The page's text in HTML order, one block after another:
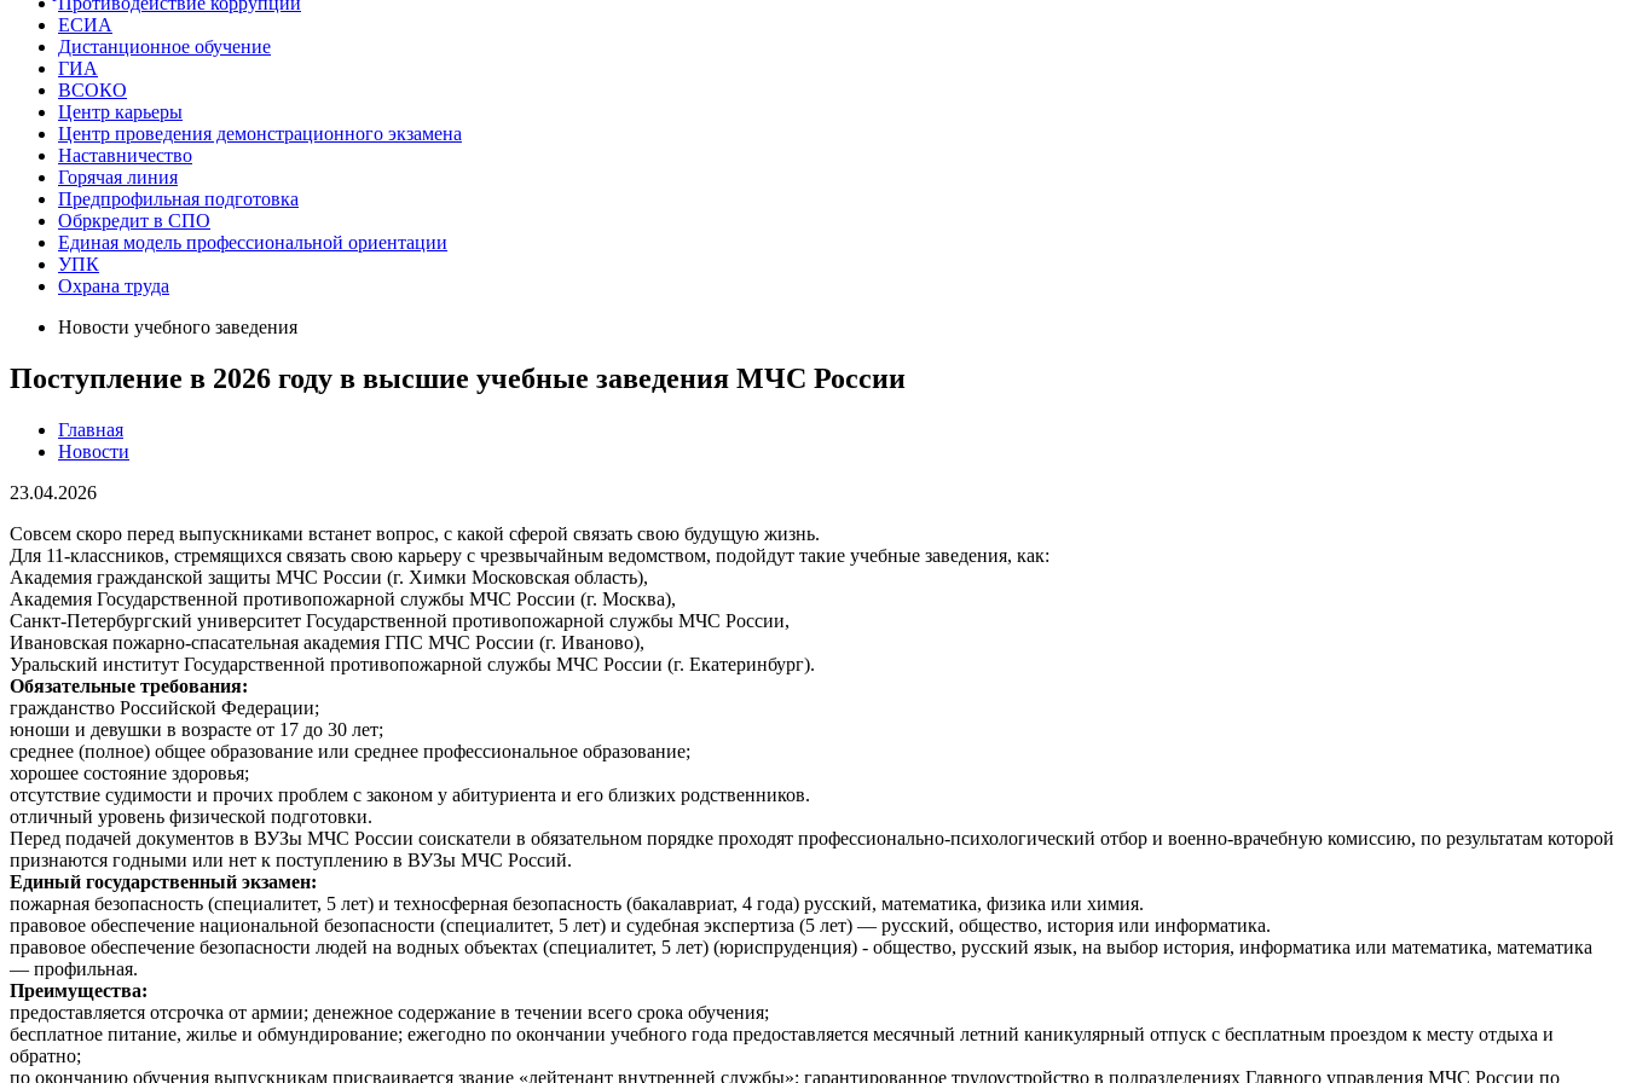
ЕСИА
Дистанционное обучение
ГИА
ВСОКО
Центр карьеры
Центр проведения демонстрационного экзамена
Наставничество
Горячая линия
Предпрофильная подготовка
Обркредит в СПО
Единая модель профессиональной ориентации
УПК
Охрана труда
Новости учебного заведения
Поступление в 2026 году в высшие учебные заведения МЧС России
Главная
Новости
23.04.2026
Совсем скоро перед выпускниками встанет вопрос, с какой сферой связать свою будущую жизнь.
Для 11-классников, стремящихся связать свою карьеру с чрезвычайным ведомством, подойдут такие учебные заведения, как:
Академия гражданской защиты МЧС России (г. Химки Московская область),
Академия Государственной противопожарной службы МЧС России (г. Москва),
Санкт-Петербургский университет Государственной противопожарной службы МЧС России,
Ивановская пожарно-спасательная академия ГПС МЧС России (г. Иваново),
Уральский институт Государственной противопожарной службы МЧС России (г. Екатеринбург).
Обязательные требования:
гражданство Российской Федерации;
юноши и девушки в возрасте от 17 до 30 лет;
среднее (полное) общее образование или среднее профессиональное образование;
хорошее состояние здоровья;
отсутствие судимости и прочих проблем с законом у абитуриента и его близких родственников.
отличный уровень физической подготовки.
Перед подачей документов в ВУЗы МЧС России соискатели в обязательном порядке проходят профессионально-психологический отбор и военно-врачебную комиссию, по результатам которой
признаются годными или нет к поступлению в ВУЗы МЧС Россий.
Единый государственный экзамен:
пожарная безопасность (специалитет, 5 лет) и техносферная безопасность (бакалавриат, 4 года) русский, математика, физика или химия.
правовое обеспечение национальной безопасности (специалитет, 5 лет) и судебная экспертиза (5 лет) — русский, общество, история или информатика.
правовое обеспечение безопасности людей на водных объектах (специалитет, 5 лет) (юриспруденция) - общество, русский язык, на выбор история, информатика или математика, математика
— профильная.
Преимущества:
предоставляется отсрочка от армии; денежное содержание в течении всего срока обучения;
бесплатное питание, жилье и обмундирование; ежегодно по окончании учебного года предоставляется месячный летний каникулярный отпуск с бесплатным проездом к месту отдыха и
обратно;
по окончанию обучения выпускникам присваивается звание «лейтенант внутренней службы»; гарантированное трудоустройство в подразделениях Главного управления МЧС России по